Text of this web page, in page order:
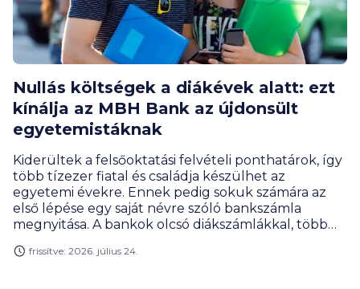
Nullás költségek a diákévek alatt: ezt
kínálja az MBH Bank az újdonsült
egyetemistáknak
Kiderültek a felsőoktatási felvételi ponthatárok, így
több tízezer fiatal és családja készülhet az
egyetemi évekre. Ennek pedig sokuk számára az
első lépése egy saját névre szóló bankszámla
megnyitása. A bankok olcsó diákszámlákkal, több
újdonsült hallgatókért. Csakhogy egy bankszámla
frissítve: 2026. július 24.